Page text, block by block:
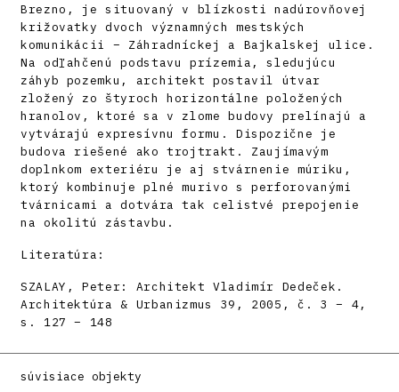
Brezno, je situovaný v blízkosti nadúrovňovej
križovatky dvoch významných mestských
komunikácii – Záhradníckej a Bajkalskej ulice.
Na odľahčenú podstavu prízemia, sledujúcu
záhyb pozemku, architekt postavil útvar
zložený zo štyroch horizontálne položených
hranolov, ktoré sa v zlome budovy prelínajú a
vytvárajú expresívnu formu. Dispozične je
budova riešené ako trojtrakt. Zaujímavým
doplnkom exteriéru je aj stvárnenie múriku,
ktorý kombinuje plné murivo s perforovanými
tvárnicami a dotvára tak celistvé prepojenie
na okolitú zástavbu.
Literatúra:
SZALAY, Peter: Architekt Vladimír Dedeček.
Architektúra & Urbanizmus 39, 2005, č. 3 – 4,
s. 127 – 148
súvisiace objekty